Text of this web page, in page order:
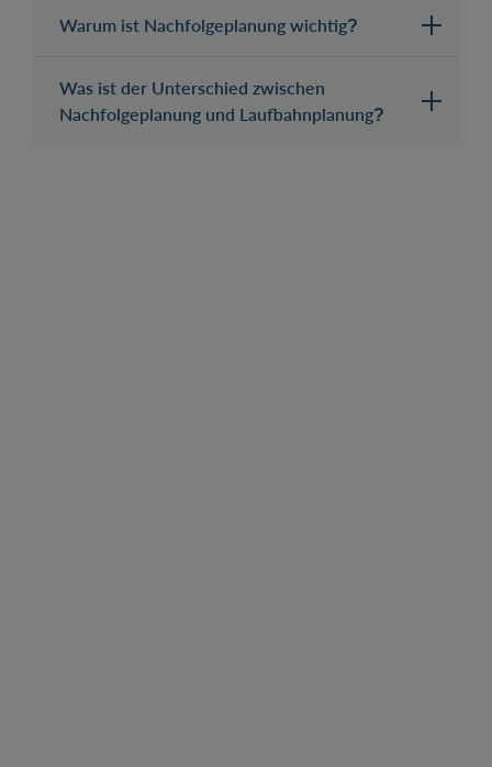
Warum ist Nachfolgeplanung wichtig?
Was ist der Unterschied zwischen
Nachfolgeplanung und Laufbahnplanung?